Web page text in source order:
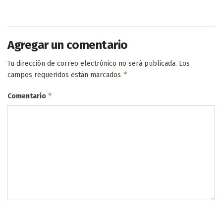
Agregar un comentario
Tu dirección de correo electrónico no será publicada. Los
campos requeridos están marcados *
Comentario *